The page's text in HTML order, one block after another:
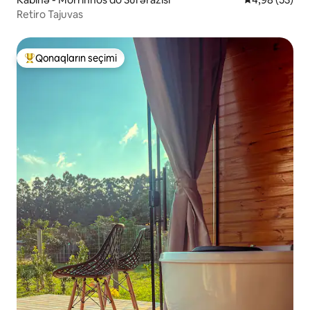
Retiro Tajuvas
Populyar "Qonaqların seçimi"
Qonaqların seçimi